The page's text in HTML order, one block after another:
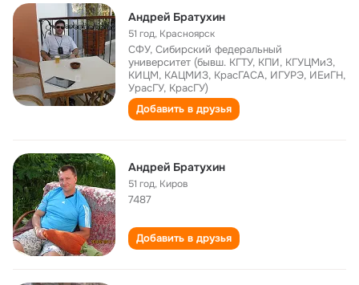
Андрей Братухин
51 год, Красноярск
СФУ, Сибирский федеральный
университет (бывш. КГТУ, КПИ, КГУЦМиЗ,
КИЦМ, КАЦМИЗ, КрасГАСА, ИГУРЭ, ИЕиГН,
УрасГУ, КрасГУ)
Добавить в друзья
Андрей Братухин
51 год, Киров
7487
Добавить в друзья